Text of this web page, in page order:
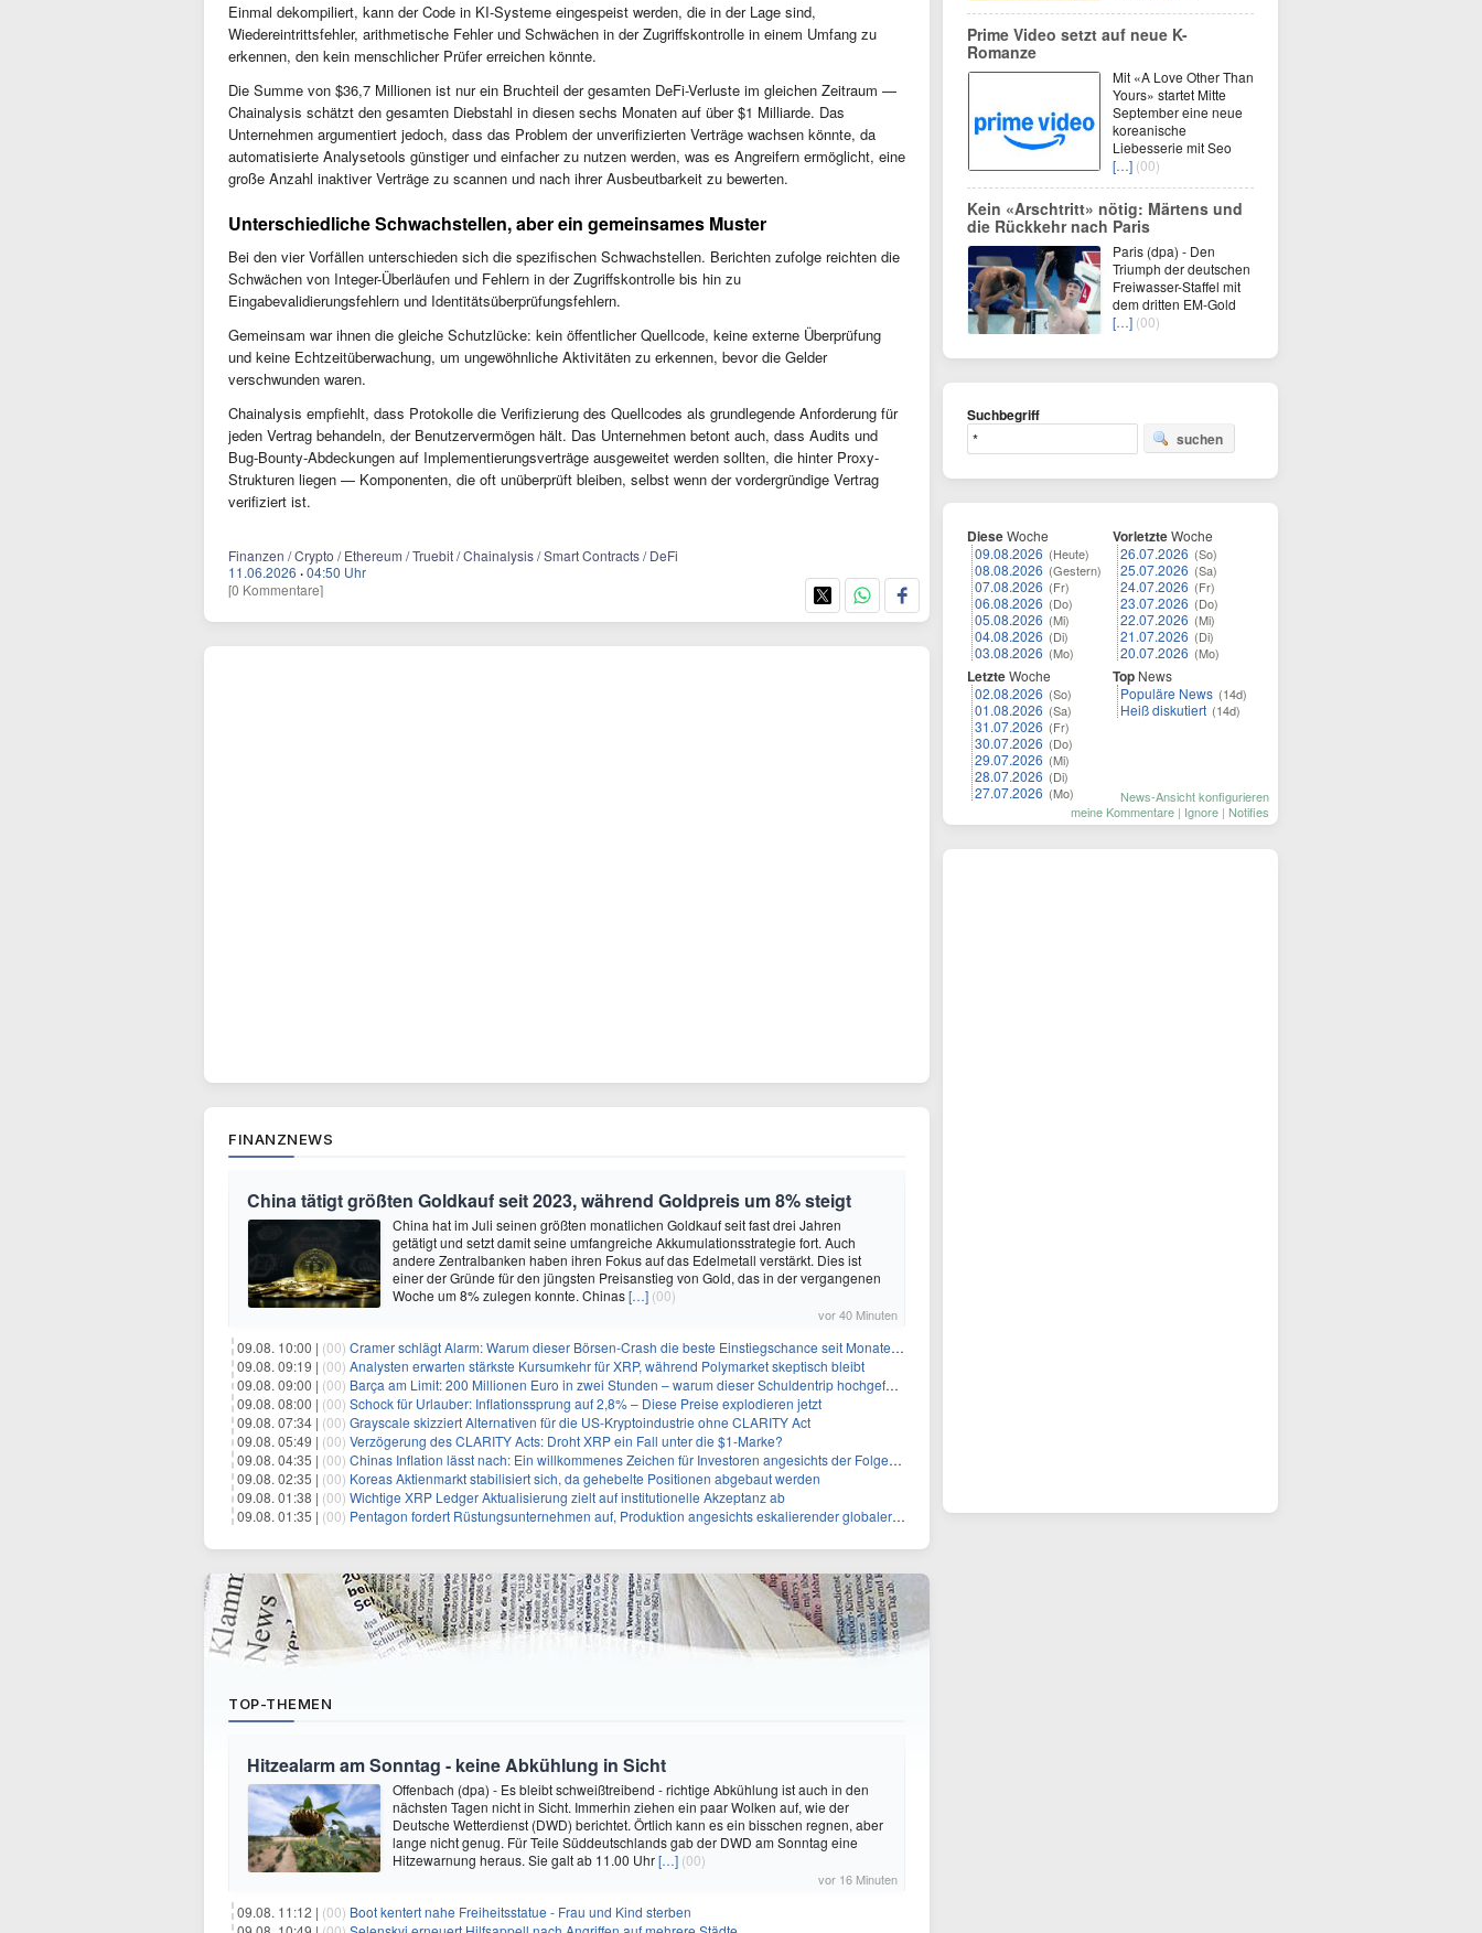
Einmal dekompiliert, kann der Code in KI-Systeme eingespeist werden, die in der Lage sind,
Wiedereintrittsfehler, arithmetische Fehler und Schwächen in der Zugriffskontrolle in einem Umfang zu
erkennen, den kein menschlicher Prüfer erreichen könnte.
Die Summe von $36,7 Millionen ist nur ein Bruchteil der gesamten DeFi-Verluste im gleichen Zeitraum —
Chainalysis schätzt den gesamten Diebstahl in diesen sechs Monaten auf über $1 Milliarde. Das
Unternehmen argumentiert jedoch, dass das Problem der unverifizierten Verträge wachsen könnte, da
automatisierte Analysetools günstiger und einfacher zu nutzen werden, was es Angreifern ermöglicht, eine
große Anzahl inaktiver Verträge zu scannen und nach ihrer Ausbeutbarkeit zu bewerten.
Unterschiedliche Schwachstellen, aber ein gemeinsames Muster
Bei den vier Vorfällen unterschieden sich die spezifischen Schwachstellen. Berichten zufolge reichten die
Schwächen von Integer-Überläufen und Fehlern in der Zugriffskontrolle bis hin zu
Eingabevalidierungsfehlern und Identitätsüberprüfungsfehlern.
Gemeinsam war ihnen die gleiche Schutzlücke: kein öffentlicher Quellcode, keine externe Überprüfung
und keine Echtzeitüberwachung, um ungewöhnliche Aktivitäten zu erkennen, bevor die Gelder
verschwunden waren.
Chainalysis empfiehlt, dass Protokolle die Verifizierung des Quellcodes als grundlegende Anforderung für
jeden Vertrag behandeln, der Benutzervermögen hält. Das Unternehmen betont auch, dass Audits und
Bug-Bounty-Abdeckungen auf Implementierungsverträge ausgeweitet werden sollten, die hinter Proxy-
Strukturen liegen — Komponenten, die oft unüberprüft bleiben, selbst wenn der vordergründige Vertrag
verifiziert ist.
Finanzen / Crypto / Ethereum / Truebit / Chainalysis / Smart Contracts / DeFi
11.06.2026 ·04:50 Uhr
[0 Kommentare]
FINANZNEWS
China tätigt größten Goldkauf seit 2023, während Goldpreis um 8% steigt
China hat im Juli seinen größten monatlichen Goldkauf seit fast drei Jahren
getätigt und setzt damit seine umfangreiche Akkumulationsstrategie fort. Auch
andere Zentralbanken haben ihren Fokus auf das Edelmetall verstärkt. Dies ist
einer der Gründe für den jüngsten Preisanstieg von Gold, das in der vergangenen
Woche um 8% zulegen konnte. Chinas[…] (00)
vor 40 Minuten
09.08. 10:00 | (00) Cramer schlägt Alarm: Warum dieser Börsen-Crash die beste Einstiegschance seit Monaten ist
09.08. 09:19 | (00) Analysten erwarten stärkste Kursumkehr für XRP, während Polymarket skeptisch bleibt
09.08. 09:00 | (00) Barça am Limit: 200 Millionen Euro in zwei Stunden – warum dieser Schuldentrip hochgefährlich wird
09.08. 08:00 | (00) Schock für Urlauber: Inflationssprung auf 2,8% – Diese Preise explodieren jetzt
09.08. 07:34 | (00) Grayscale skizziert Alternativen für die US-Kryptoindustrie ohne CLARITY Act
09.08. 05:49 | (00) Verzögerung des CLARITY Acts: Droht XRP ein Fall unter die $1-Marke?
09.08. 04:35 | (00) Chinas Inflation lässt nach: Ein willkommenes Zeichen für Investoren angesichts der Folgen des Öl-Schocks
09.08. 02:35 | (00) Koreas Aktienmarkt stabilisiert sich, da gehebelte Positionen abgebaut werden
09.08. 01:38 | (00) Wichtige XRP Ledger Aktualisierung zielt auf institutionelle Akzeptanz ab
09.08. 01:35 | (00) Pentagon fordert Rüstungsunternehmen auf, Produktion angesichts eskalierender globaler Spannungen zu steigern
TOP-THEMEN
Hitzealarm am Sonntag - keine Abkühlung in Sicht
Offenbach (dpa) - Es bleibt schweißtreibend - richtige Abkühlung ist auch in den
nächsten Tagen nicht in Sicht. Immerhin ziehen ein paar Wolken auf, wie der
Deutsche Wetterdienst (DWD) berichtet. Örtlich kann es ein bisschen regnen, aber
lange nicht genug. Für Teile Süddeutschlands gab der DWD am Sonntag eine
Hitzewarnung heraus. Sie galt ab 11.00 Uhr[…] (00)
vor 16 Minuten
09.08. 11:12 | (00) Boot kentert nahe Freiheitsstatue - Frau und Kind sterben
Prime Video setzt auf neue K-
Romanze
Mit «A Love Other Than
Yours» startet Mitte
September eine neue
koreanische
Liebesserie mit Seo
[…] (00)
Kein «Arschtritt» nötig: Märtens und
die Rückkehr nach Paris
Paris (dpa) - Den
Triumph der deutschen
Freiwasser-Staffel mit
dem dritten EM-Gold
[…] (00)
Suchbegriff
suchen
DieseWoche
09.08.2026 (Heute)
08.08.2026 (Gestern)
07.08.2026 (Fr)
06.08.2026 (Do)
05.08.2026 (Mi)
04.08.2026 (Di)
03.08.2026 (Mo)
LetzteWoche
02.08.2026 (So)
01.08.2026 (Sa)
31.07.2026 (Fr)
30.07.2026 (Do)
29.07.2026 (Mi)
28.07.2026 (Di)
27.07.2026 (Mo)
VorletzteWoche
26.07.2026 (So)
25.07.2026 (Sa)
24.07.2026 (Fr)
23.07.2026 (Do)
22.07.2026 (Mi)
21.07.2026 (Di)
20.07.2026 (Mo)
Top News
Populäre News (14d)
Heiß diskutiert (14d)
News-Ansicht konfigurieren
meine Kommentare | Ignore | Notifies